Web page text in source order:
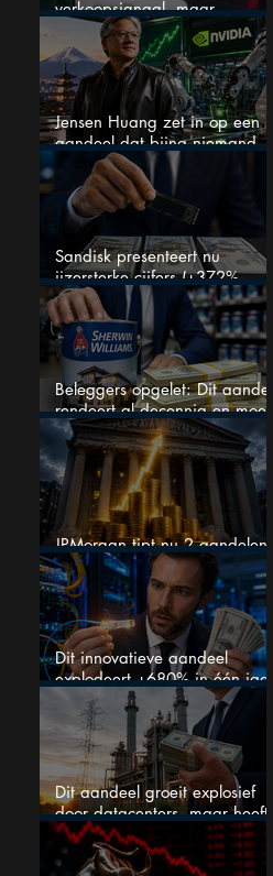
verkoopsignaal, maar
analisten zien juist een
koopkans
Jensen Huang zet in op een
aandeel dat bijna niemand
Sandisk presenteert nu
ijzersterke cijfers (+372%
omzetgroei), toch zakt het
aandeel weg
Beleggers opgelet: Dit aandeel
rendeert al decennia en moet
op je watchlist staan!
JPMorgan tipt nu 2 aandelen
voor augustus
Dit innovatieve aandeel
explodeert +680% in één jaar
en blijft maar stijgen
Dit aandeel groeit explosief
door datacenters, maar heeft
tientallen miljarden nodig